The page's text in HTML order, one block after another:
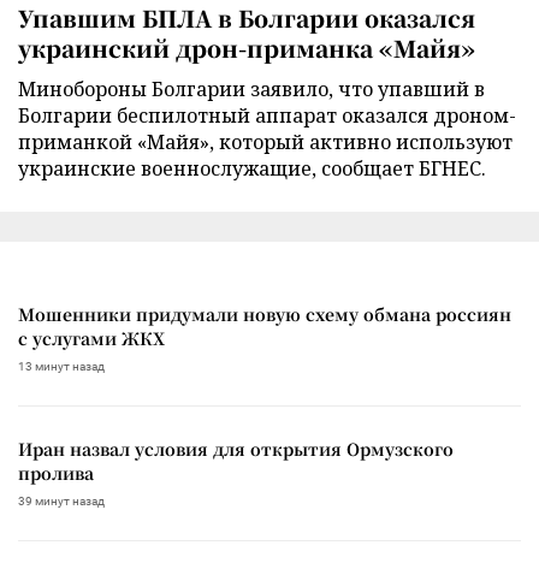
Упавшим БПЛА в Болгарии оказался
украинский дрон-приманка «Майя»
Минобороны Болгарии заявило, что упавший в
Болгарии беспилотный аппарат оказался дроном-
приманкой «Майя», который активно используют
украинские военнослужащие, сообщает БГНЕС.
Мошенники придумали новую схему обмана россиян
с услугами ЖКХ
13 минут назад
Иран назвал условия для открытия Ормузского
пролива
39 минут назад